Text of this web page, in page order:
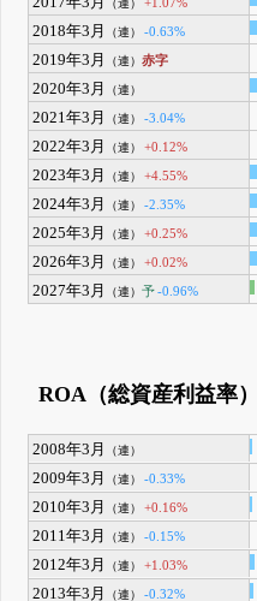
2018年3月
（連） -0.63%
2019年3月
（連）赤字
2020年3月
（連）
2021年3月
（連） -3.04%
2022年3月
（連） +0.12%
2023年3月
（連） +4.55%
2024年3月
（連） -2.35%
2025年3月
（連） +0.25%
2026年3月
（連） +0.02%
2027年3月
（連）予-0.96%
ROA（総資産利益率）
2008年3月 （連）
2009年3月
（連） -0.33%
2010年3月
（連） +0.16%
2011年3月
（連） -0.15%
2012年3月
（連） +1.03%
2013年3月
（連） -0.32%